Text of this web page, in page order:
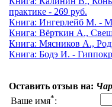
практике - 269 руб.
Книга: Ингерлейб М. -
Книга: Вёрткин А.,
Книга: Мясников А.,
Книга: Бодэ И. -
Оставить отзыв на:
Ваше имя*: